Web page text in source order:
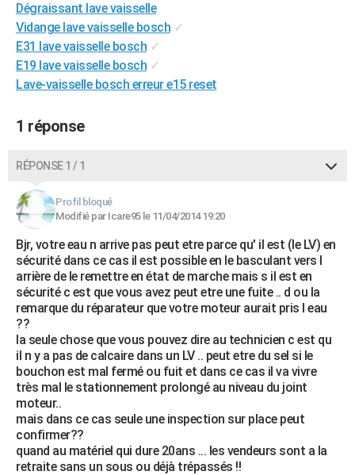
Bricolage
Lifestyle
Culture
Sport
Auto
Television
Voyage
Cinema
Dégraissant lave vaisselle
Vidange lave vaisselle bosch ✓
E31 lave vaisselle bosch ✓
E19 lave vaisselle bosch ✓
Lave-vaisselle bosch erreur e15 reset
1 réponse
RÉPONSE 1 / 1
Profil bloqué
Modifié par Icare95 le 11/04/2014 19:20
Bjr, votre eau n arrive pas peut etre parce qu' il est (le LV) en
sécurité dans ce cas il est possible en le basculant vers l
arrière de le remettre en état de marche mais s il est en
sécurité c est que vous avez peut etre une fuite .. d ou la
remarque du réparateur que votre moteur aurait pris l eau
??
la seule chose que vous pouvez dire au technicien c est qu
il n y a pas de calcaire dans un LV .. peut etre du sel si le
bouchon est mal fermé ou fuit et dans ce cas il va vivre
très mal le stationnement prolongé au niveau du joint
moteur..
mais dans ce cas seule une inspection sur place peut
confirmer??
quand au matériel qui dure 20ans ... les vendeurs sont a la
retraite sans un sous ou déjà trépassés !!